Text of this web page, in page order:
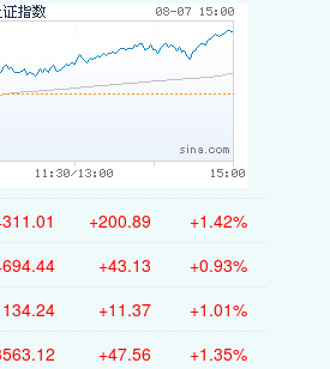
+200.89 +1.42%
+43.13 +0.93%
+11.37 +1.01%
+47.56 +1.35%